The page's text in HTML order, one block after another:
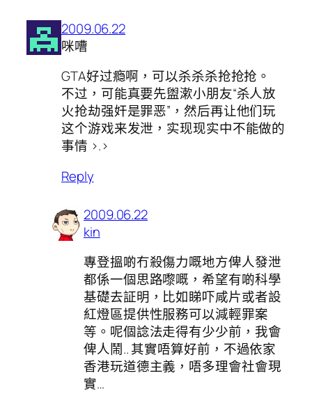
2009.06.22
咪嘈
GTA好过瘾啊，可以杀杀杀抢抢抢。
不过，可能真要先盥漱小朋友“杀人放
火抢劫强奸是罪恶”，然后再让他们玩
这个游戏来发泄，实现现实中不能做的
事情 >.>
Reply
2009.06.22
kin
專登搵啲冇殺傷力嘅地方俾人發泄
都係一個思路嚟嘅，希望有啲科學
基礎去証明，比如睇吓咸片或者設
紅燈區提供性服務可以減輕罪案
等。呢個諗法走得有少少前，我會
俾人鬧.. 其實唔算好前，不過依家
香港玩道德主義，唔多理會社會現
實…